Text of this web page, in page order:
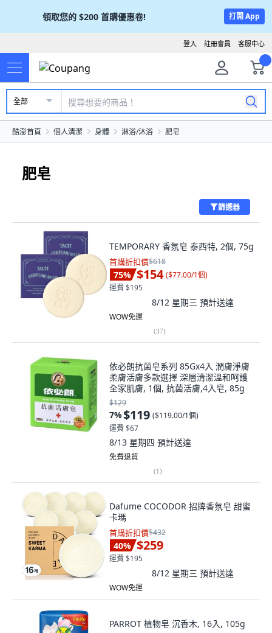
領取您的 $200 首購優惠卷! 打開 App
客服中心
註冊會員
登入
全部
酷澎首頁 個人清潔 身體 淋浴/沐浴 肥皂
肥皂
篩選器
TEMPORARY 香氛皂 泰西特, 2個, 75g
首購折扣價$618
75% $154 ($77.00/1個)
運費 $195
8/12 星期三 預計送達
WOW免運
(37)
依必朗抗菌皂系列 85Gx4入 潤膚淨膚
柔膚活膚多款選擇 深層清潔溫和呵護
全家肌膚, 1個, 抗菌活膚,4入皂, 85g
$129
7%$119 ($119.00/1個)
運費 $67
8/13 星期四 預計送達
免費退貨
(1)
Dafume COCODOR 招牌香氛皂 甜蜜
卡瑪
首購折扣價$432
40% $259
運費 $195
8/12 星期三 預計送達
WOW免運
PARROT 植物皂 沉香木, 16入, 105g